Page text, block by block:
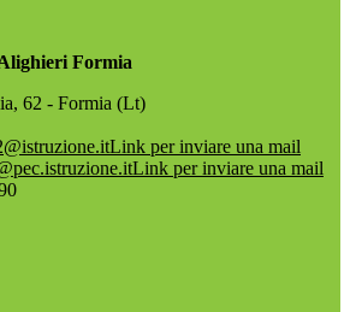
Formia
62 - Formia (Lt)
Link per inviare una mail
Link per inviare una mail